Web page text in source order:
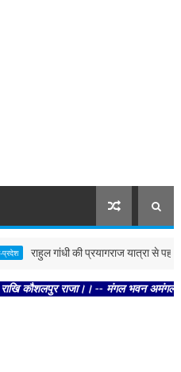
राहुल गांधी की प्रयागराज यात्रा से पहले
राजा।। -- मंगल भवन अमंगल हारी।